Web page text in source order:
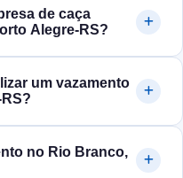
de caça
Alegre‑RS?
um vazamento
no Rio Branco,